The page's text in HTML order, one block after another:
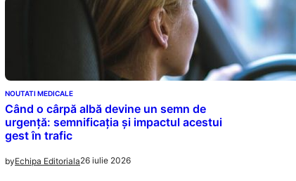
NOUTATI MEDICALE
Când o cârpă albă devine un semn de
urgență: semnificația și impactul acestui
gest în trafic
byEchipa Editoriala26 iulie 2026